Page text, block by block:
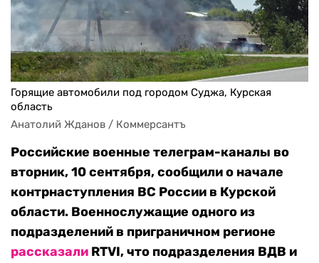
Горящие автомобили под городом Суджа, Курская
область
Анатолий Жданов / Коммерсантъ
Российские военные телеграм-каналы во
вторник, 10 сентября, сообщили о начале
контрнаступления ВС России в Курской
области. Военнослужащие одного из
подразделений в приграничном регионе
рассказали RTVI, что подразделения ВДВ и